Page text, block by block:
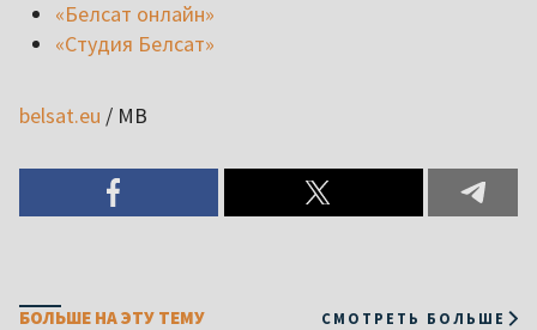
«Белсат онлайн»
«Студия Белсат»
belsat.eu / MB
БОЛЬШЕ НА ЭТУ ТЕМУ СМОТРЕТЬ БОЛЬШЕ